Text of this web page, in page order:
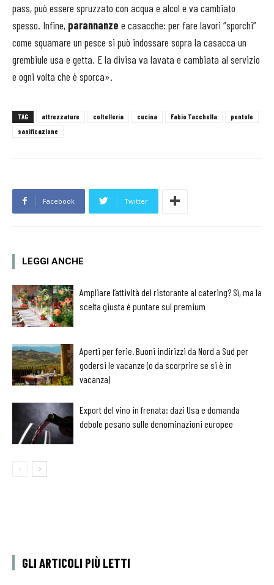
pass, può essere spruzzato con acqua e alcol e va cambiato
spesso. Infine, parannanze e casacche: per fare lavori “sporchi”
come squamare un pesce si può indossare sopra la casacca un
grembiule usa e getta. E la divisa va lavata e cambiata al servizio
e ogni volta che è sporca».
TAG attrezzature coltelleria cucina Fabio Tacchella
pentole
sanificazione
Facebook Twitter
LEGGI ANCHE
Ampliare l’attività del ristorante al catering? Sì, ma la
scelta giusta è puntare sul premium
Aperti per ferie. Buoni indirizzi da Nord a Sud per
godersi le vacanze (o da scorprire se si è in
vacanza)
Export del vino in frenata: dazi Usa e domanda
debole pesano sulle denominazioni europee
GLI ARTICOLI PIÙ LETTI